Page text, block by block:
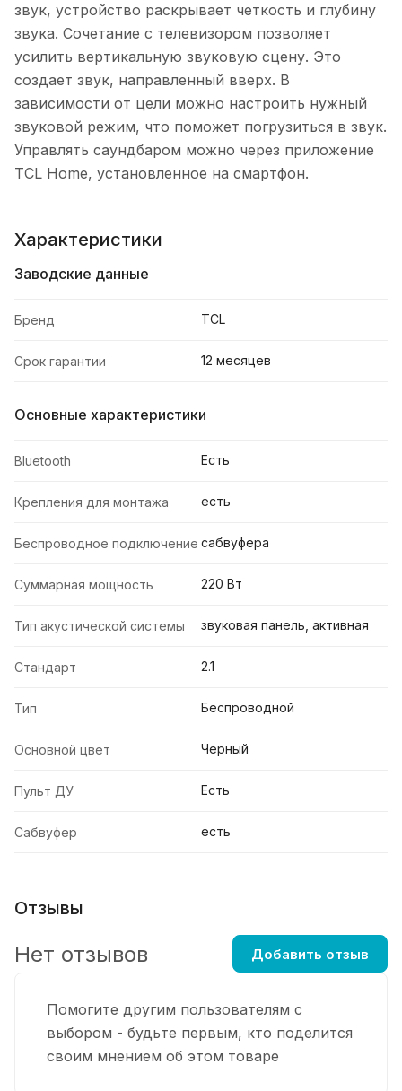
звук, устройство раскрывает четкость и глубину
звука. Сочетание с телевизором позволяет
усилить вертикальную звуковую сцену. Это
создает звук, направленный вверх. В
зависимости от цели можно настроить нужный
звуковой режим, что поможет погрузиться в звук.
Управлять саундбаром можно через приложение
TCL Home, установленное на смартфон.
Характеристики
Заводские данные
Бренд TCL
Срок гарантии 12 месяцев
Основные характеристики
Bluetooth Есть
Крепления для монтажа есть
Беспроводное подключение сабвуфера
Суммарная мощность 220 Вт
Тип акустической системы звуковая панель, активная
Стандарт 2.1
Тип Беспроводной
Основной цвет Черный
Пульт ДУ Есть
Сабвуфер есть
Отзывы
Помогите другим пользователям с
выбором - будьте первым, кто поделится
своим мнением об этом товаре
Нет отзывов Добавить отзыв